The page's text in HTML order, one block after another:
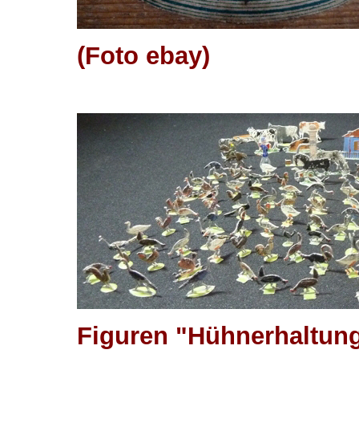
(Foto ebay)
Figuren